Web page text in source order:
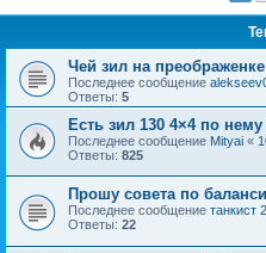
Чей зил на
Последнее сообщение
Ответы: 5
Есть зил 130 4×4 по
Последнее сообщение Mityai «
Ответы: 825
Прошу совета по
Последнее сообщение танкист
Ответы: 22